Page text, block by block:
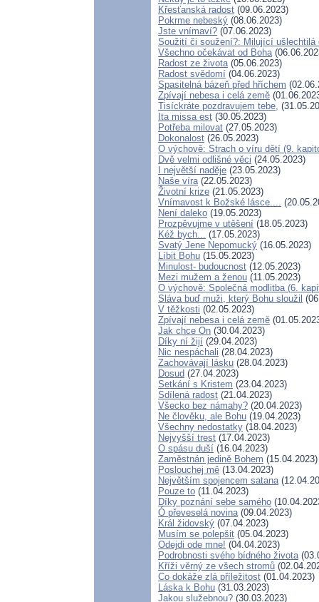
Křesťanská radost (09.06.2023)
Pokrme nebeský (08.06.2023)
Jste vnímaví? (07.06.2023)
Soužití či soužení?: Milující ušlechtilá
Všechno očekávat od Boha
Radost ze života(05.06.2023)
Radost svědomí (04.06.2023)
Spasitelná bázeň před hříchem
Zpívají nebesa i celá země
Tisíckráte pozdravujem tebe,
Ita missa est (30.05.2023)
Potřeba milovat (27.05.2023)
Dokonalost (26.05.2023)
O výchově: Strach o víru dětí (9.
Dvě velmi odlišné věci (24.05.2023)
I největší naděje (23.05.2023)
Naše víra(22.05.2023)
Životní krize (21.05.2023)
Vnímavost k Božské lásce....
Není daleko (19.05.2023)
Prozpěvujme v utěšení (18.05.2023)
Kéž bych... (17.05.2023)
Svatý Jene Nepomucký (16.05.2023)
Líbit Bohu (15.05.2023)
Minulost- budoucnost (12.05.2023)
Mezi mužem a ženou (11.05.2023)
O výchově: Společná modlitba (6.
Sláva buď muži, který Bohu sloužil
V těžkosti (02.05.2023)
Zpívají nebesa i celá země
Jak chce On (30.04.2023)
Díky ní žijí (29.04.2023)
Nic nespáchali (28.04.2023)
Zachovávají lásku (28.04.2023)
Dosud (27.04.2023)
Setkání s Kristem (23.04.2023)
Sdílená radost (21.04.2023)
Všecko bez námahy? (20.04.2023)
Ne člověku, ale Bohu (19.04.2023)
Všechny nedostatky (18.04.2023)
Nejvyšší trest (17.04.2023)
O spásu duší (16.04.2023)
Zaměstnán jedině Bohem (15.04.2023)
Poslouchej mě (13.04.2023)
Největším spojencem satana
Pouze to (11.04.2023)
Díky poznání sebe samého
Ó převeselá novina(09.04.2023)
Král židovský (07.04.2023)
Musím se polepšit (05.04.2023)
Odejdi ode mne! (04.04.2023)
Podrobnosti svého bídného života
Kříži věrný ze všech stromů
Co dokáže zlá příležitost (01.04.2023)
Láska k Bohu (31.03.2023)
Jakou služebnou? (30.03.2023)